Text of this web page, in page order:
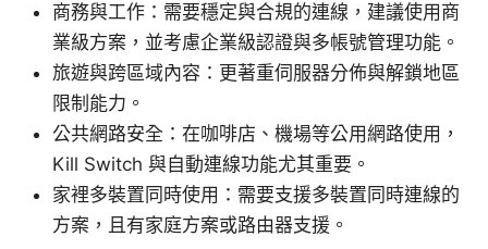
商務與工作：需要穩定與合規的連線，建議使用商
業級方案，並考慮企業級認證與多帳號管理功能。
旅遊與跨區域內容：更著重伺服器分佈與解鎖地區
限制能力。
公共網路安全：在咖啡店、機場等公用網路使用，
Kill Switch 與自動連線功能尤其重要。
家裡多裝置同時使用：需要支援多裝置同時連線的
方案，且有家庭方案或路由器支援。